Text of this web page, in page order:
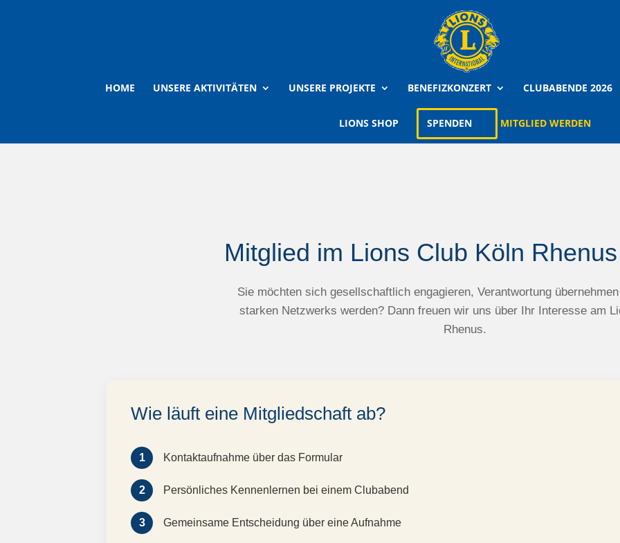
HOME UNSERE AKTIVITÄTEN UNSERE PROJEKTE BENEFIZKONZERT CLUBABENDE 2026
LIONS SHOP SPENDEN MITGLIED WERDEN
Mitglied im Lions Club Köln
Sie möchten sich gesellschaftlich engagieren, Verantwortung
starken Netzwerks werden? Dann freuen wir uns über Ihr Interesse am
Rhenus.
Wie läuft eine Mitgliedschaft ab?
1 Kontaktaufnahme über das Formular
2 Persönliches Kennenlernen bei einem Clubabend
3 Gemeinsame Entscheidung über eine Aufnahme